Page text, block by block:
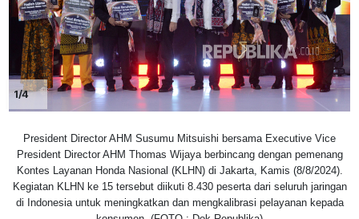
1/4
President Director AHM Susumu Mitsuishi bersama Executive Vice
President Director AHM Thomas Wijaya berbincang dengan pemenang
Kontes Layanan Honda Nasional (KLHN) di Jakarta, Kamis (8/8/2024).
Kegiatan KLHN ke 15 tersebut diikuti 8.430 peserta dari seluruh jaringan
di Indonesia untuk meningkatkan dan mengkalibrasi pelayanan kepada